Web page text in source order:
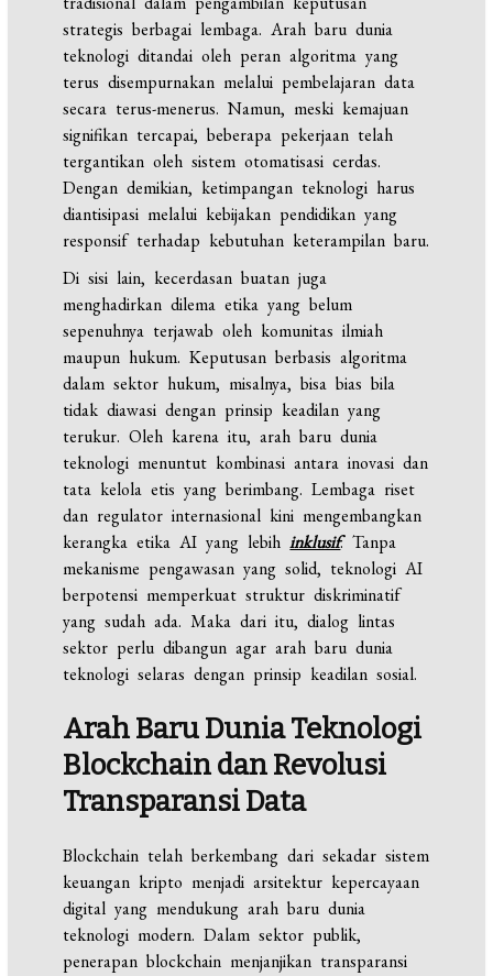
strategis berbagai lembaga. Arah baru dunia
teknologi ditandai oleh peran algoritma yang
terus disempurnakan melalui pembelajaran data
secara terus-menerus. Namun, meski kemajuan
signifikan tercapai, beberapa pekerjaan telah
tergantikan oleh sistem otomatisasi cerdas.
Dengan demikian, ketimpangan teknologi harus
diantisipasi melalui kebijakan pendidikan yang
responsif terhadap kebutuhan keterampilan baru.
Di sisi lain, kecerdasan buatan juga
menghadirkan dilema etika yang belum
sepenuhnya terjawab oleh komunitas ilmiah
maupun hukum. Keputusan berbasis algoritma
dalam sektor hukum, misalnya, bisa bias bila
tidak diawasi dengan prinsip keadilan yang
terukur. Oleh karena itu, arah baru dunia
teknologi menuntut kombinasi antara inovasi dan
tata kelola etis yang berimbang. Lembaga riset
dan regulator internasional kini mengembangkan
kerangka etika AI yang lebihinklusif. Tanpa
mekanisme pengawasan yang solid, teknologi AI
berpotensi memperkuat struktur diskriminatif
yang sudah ada. Maka dari itu, dialog lintas
sektor perlu dibangun agar arah baru dunia
teknologi selaras dengan prinsip keadilan sosial.
ArahBaruDuniaTeknologi
Blockchain dan Revolusi
Transparansi Data
Blockchain telah berkembang dari sekadar sistem
keuangan kripto menjadi arsitektur kepercayaan
digital yang mendukung arah baru dunia
teknologi modern. Dalam sektor publik,
penerapan blockchain menjanjikan transparansi